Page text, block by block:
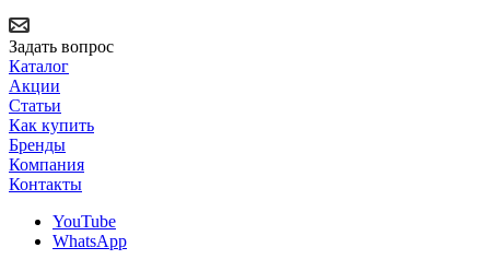
Задать вопрос
Каталог
Акции
Статьи
Как купить
Бренды
Компания
Контакты
YouTube
WhatsApp